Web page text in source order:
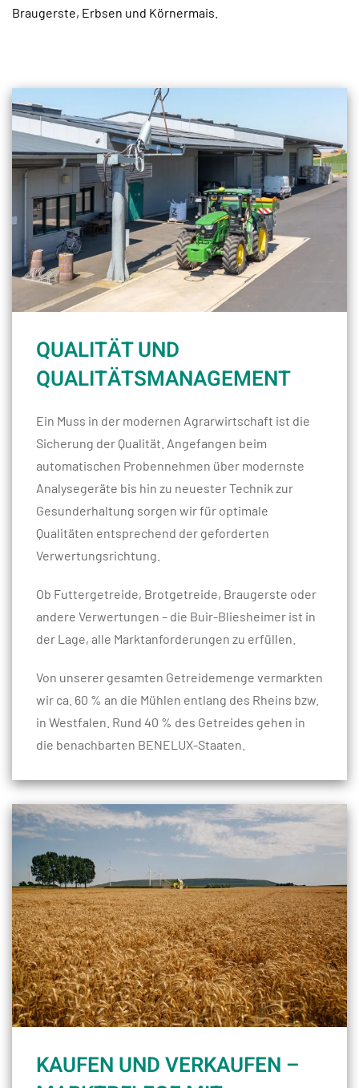
Braugerste, Erbsen und Körnermais.
QUALITÄT UND
QUALITÄTSMANAGEMENT
Ein Muss in der modernen Agrarwirtschaft ist die
Sicherung der Qualität. Angefangen beim
automatischen Probennehmen über modernste
Analysegeräte bis hin zu neuester Technik zur
Gesunderhaltung sorgen wir für optimale
Qualitäten entsprechend der geforderten
Verwertungsrichtung.
Ob Futtergetreide, Brotgetreide, Braugerste oder
andere Verwertungen – die Buir-Bliesheimer ist in
der Lage, alle Marktanforderungen zu erfüllen.
Von unserer gesamten Getreidemenge vermarkten
wir ca. 60 % an die Mühlen entlang des Rheins bzw.
in Westfalen. Rund 40 % des Getreides gehen in
die benachbarten BENELUX-Staaten.
KAUFEN UND VERKAUFEN –